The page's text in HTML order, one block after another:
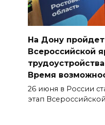
На Дону
Всероссийской
Время
26 июня в России
этап Всероссийской